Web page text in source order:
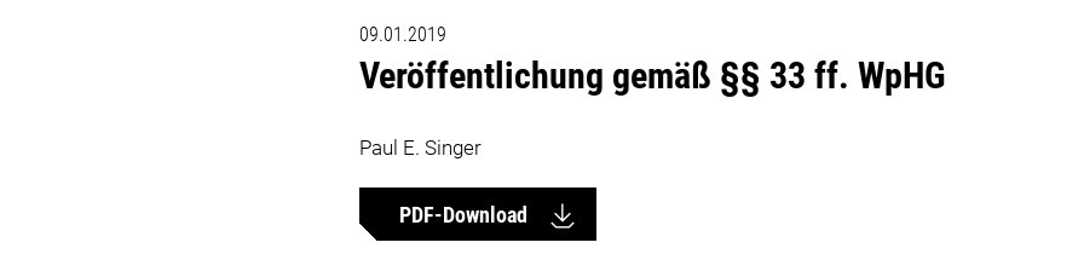
09.01.2019
Veröffentlichung gemäß §§ 33 ff. WpHG
Paul E. Singer
PDF-Download